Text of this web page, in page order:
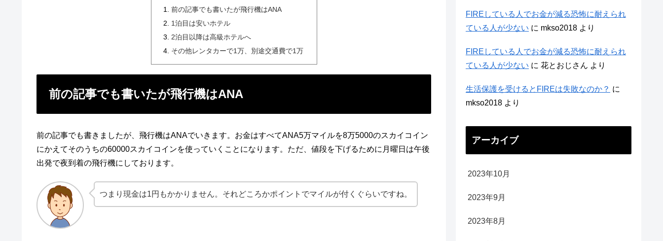
前の記事でも書いたが飛行機はANA
1泊目は安いホテル
2泊目以降は高級ホテルへ
その他レンタカーで1万、別途交通費で1万
前の記事でも書いたが飛行機はANA
前の記事でも書きましたが、飛行機はANAでいきます。お金はすべてANA5万マイルを8万5000のスカイコイン
にかえてそのうちの60000スカイコインを使っていくことになります。ただ、値段を下げるために月曜日は午後
出発で夜到着の飛行機にしております。
つまり現金は1円もかかりません。それどころかポイントでマイルが付くぐらいですね。
FIREしている人でお金が減る恐怖に耐えられ
ている人が少ない に mkso2018 より
FIREしている人でお金が減る恐怖に耐えられ
ている人が少ない に 花とおじさん より
生活保護を受けるとFIREは失敗なのか？ に
mkso2018 より
アーカイブ
2023年10月
2023年9月
2023年8月